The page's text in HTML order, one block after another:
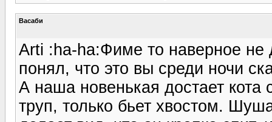
Васаби
Arti :ha-ha:Фиме то наверное
понял, что это вы среди ночи
А наша новенькая достает
труп, только бьет хвостом.